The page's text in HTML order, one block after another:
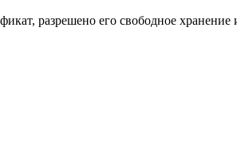
разрешено его свободное